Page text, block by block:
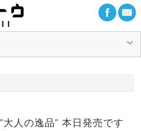
"大人の逸品" 本日発売です